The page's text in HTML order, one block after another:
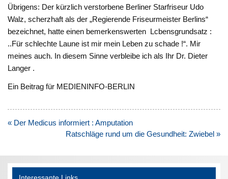
Übrigens: Der kürzlich verstorbene Berliner Starfriseur Udo
Walz, scherzhaft als der „Regierende Friseurmeister Berlins“
bezeichnet, hatte einen bemerkenswerten Lcbensgrundsatz :
..Für schlechte Laune ist mir mein Leben zu schade !“. Mir
meines auch. In diesem Sinne verbleibe ich als Ihr Dr. Dieter
Langer .
Ein Beitrag für MEDIENINFO-BERLIN
Beitragsnavigation
« Der Medicus informiert : Amputation
Ratschläge rund um die Gesundheit: Zwiebel »